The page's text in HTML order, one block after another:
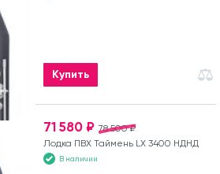
Купить
78 500 ₽
71 580 ₽
Лодка ПВХ Таймень LX 3400 НДНД
В наличии